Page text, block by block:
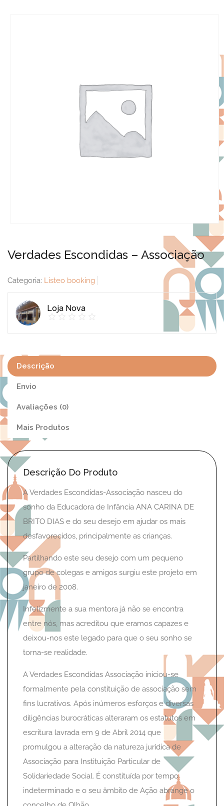
Verdades Escondidas – Associação
Categoria: Listeo booking
Loja Nova
Descrição
Envio
Avaliações (0)
Mais Produtos
Descrição Do Produto
A Verdades Escondidas-Associação nasceu do
sonho da Educadora de Infância ANA CARINA DE
BRITO DIAS e do seu desejo em ajudar os mais
desfavorecidos, principalmente as crianças.
Partilhando este seu desejo com um pequeno
grupo de colegas e amigos surgiu este projeto em
janeiro de 2008.
Infelizmente a sua mentora já não se encontra
entre nós, mas acreditou que eramos capazes e
deixou-nos este legado para que o seu sonho se
torna-se realidade.
A Verdades Escondidas Associação iniciou-se
formalmente pela constituição de associação sem
fins lucrativos. Após inúmeros esforços e diversas
diligências burocráticas alteraram os estatutos em
escritura lavrada em 9 de Abril 2014 que
promulgou a alteração da natureza jurídica de
Associação para Instituição Particular de
Solidariedade Social. É constituída por tempo
indeterminado e o seu âmbito de Ação abrange o